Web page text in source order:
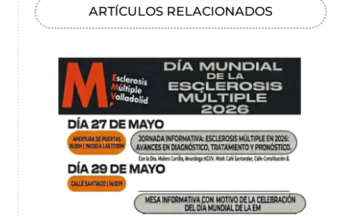
ARTÍCULOS RELACIONADOS